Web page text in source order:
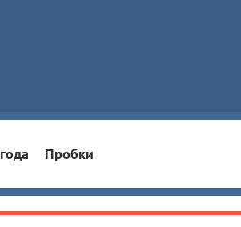
Пробки